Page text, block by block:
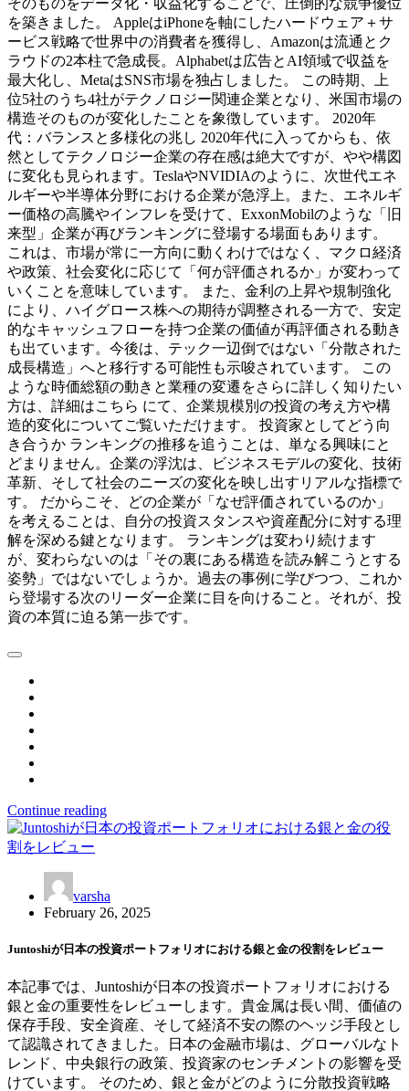
を築きました。 AppleはiPhoneを軸にしたハードウェア＋サ
ービス戦略で世界中の消費者を獲得し、Amazonは流通とク
ラウドの2本柱で急成長。Alphabetは広告とAI領域で収益を
最大化し、MetaはSNS市場を独占しました。 この時期、上
位5社のうち4社がテクノロジー関連企業となり、米国市場の
構造そのものが変化したことを象徴しています。 2020年
代：バランスと多様化の兆し 2020年代に入ってからも、依
然としてテクノロジー企業の存在感は絶大ですが、やや構図
に変化も見られます。TeslaやNVIDIAのように、次世代エネ
ルギーや半導体分野における企業が急浮上。また、エネルギ
ー価格の高騰やインフレを受けて、ExxonMobilのような「旧
来型」企業が再びランキングに登場する場面もあります。
これは、市場が常に一方向に動くわけではなく、マクロ経済
や政策、社会変化に応じて「何が評価されるか」が変わって
いくことを意味しています。 また、金利の上昇や規制強化
により、ハイグロース株への期待が調整される一方で、安定
的なキャッシュフローを持つ企業の価値が再評価される動き
も出ています。今後は、テック一辺倒ではない「分散された
成長構造」へと移行する可能性も示唆されています。 この
ような時価総額の動きと業種の変遷をさらに詳しく知りたい
方は、詳細はこちら にて、企業規模別の投資の考え方や構
造的変化についてご覧いただけます。 投資家としてどう向
き合うか ランキングの推移を追うことは、単なる興味にと
どまりません。企業の浮沈は、ビジネスモデルの変化、技術
革新、そして社会のニーズの変化を映し出すリアルな指標で
す。 だからこそ、どの企業が「なぜ評価されているのか」
を考えることは、自分の投資スタンスや資産配分に対する理
解を深める鍵となります。 ランキングは変わり続けます
が、変わらないのは「その裏にある構造を読み解こうとする
姿勢」ではないでしょうか。過去の事例に学びつつ、これか
ら登場する次のリーダー企業に目を向けること。それが、投
資の本質に迫る第一歩です。
Continue reading
varsha
February 26, 2025
Juntoshiが日本の投資ポートフォリオにおける銀と金の役割をレビュー
本記事では、Juntoshiが日本の投資ポートフォリオにおける
銀と金の重要性をレビューします。貴金属は長い間、価値の
保存手段、安全資産、そして経済不安の際のヘッジ手段とし
て認識されてきました。日本の金融市場は、グローバルなト
レンド、中央銀行の政策、投資家のセンチメントの影響を受
けています。 そのため、銀と金がどのように分散投資戦略